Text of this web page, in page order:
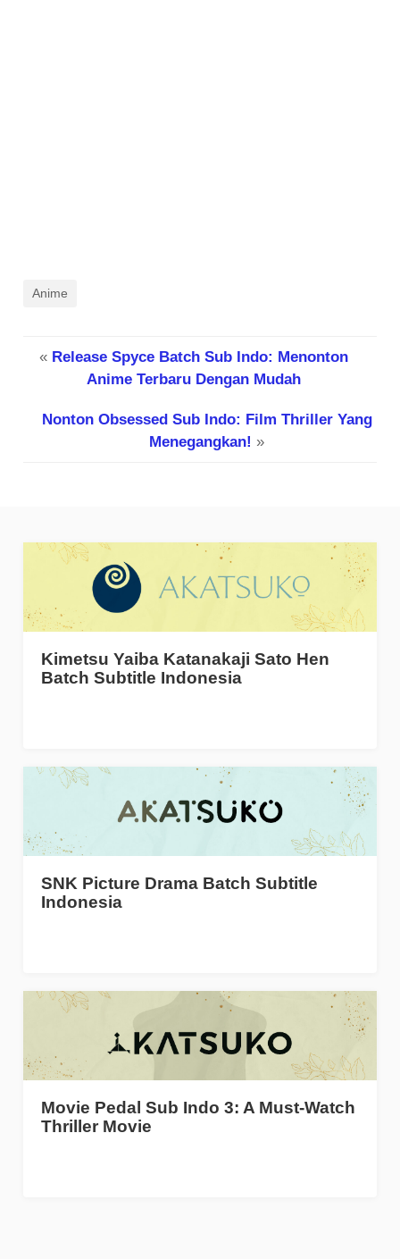
Anime
« Release Spyce Batch Sub Indo: Menonton
Anime Terbaru Dengan Mudah
Nonton Obsessed Sub Indo: Film Thriller Yang
Menegangkan! »
Kimetsu Yaiba Katanakaji Sato Hen
Batch Subtitle Indonesia
SNK Picture Drama Batch Subtitle
Indonesia
Movie Pedal Sub Indo 3: A Must-Watch
Thriller Movie